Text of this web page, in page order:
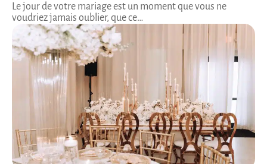
Le jour de votre mariage est un moment que vous ne
voudriez jamais oublier, que ce…